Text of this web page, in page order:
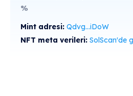
%
Mint adresi: Qdvg...iDoW
NFT meta verileri: SolScan'de